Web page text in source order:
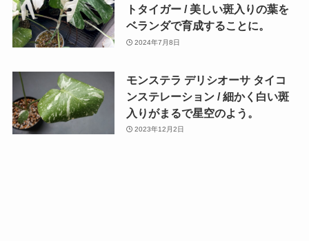
トタイガー / 美しい斑入りの葉を
ベランダで育成することに。
2024年7月8日
モンステラ デリシオーサ タイコ
ンステレーション / 細かく白い斑
入りがまるで星空のよう。
2023年12月2日